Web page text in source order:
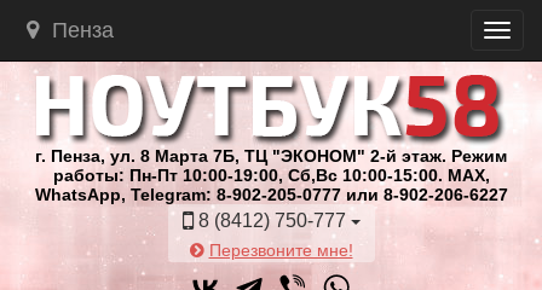
Пенза
г. Пенза, ул. 8 Марта 7Б, ТЦ "ЭКОНОМ" 2-й этаж. Режим
работы: Пн-Пт 10:00-19:00, Сб,Вс 10:00-15:00. MAX,
WhatsApp, Telegram: 8-902-205-0777 или 8-902-206-6227
8 (8412) 750-777
Перезвоните мне!